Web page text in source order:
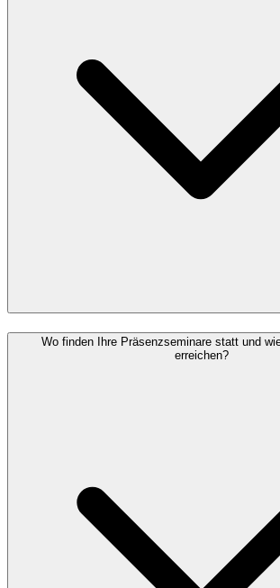
Wo finden Ihre Präsenzseminare statt und
erreichen?